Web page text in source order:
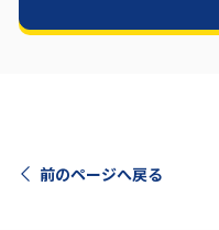
前のページへ戻る